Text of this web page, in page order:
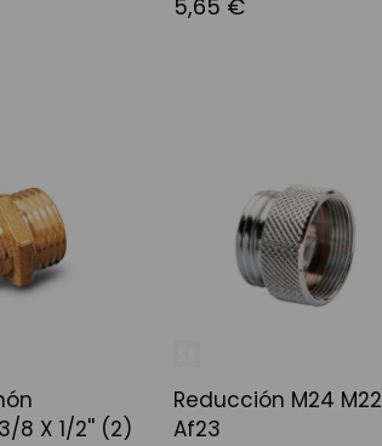
5,65 €
8 X 1/2'' (2)
Reducción M24 M22
Af23